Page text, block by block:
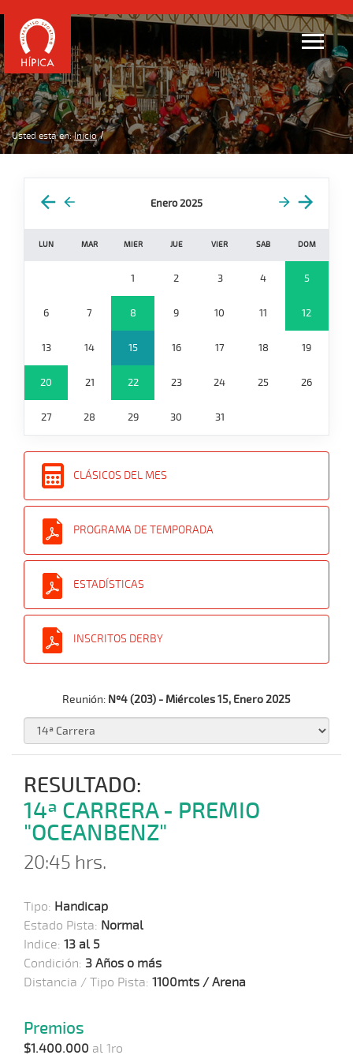
Usted está en: Inicio
Enero 2025
LUN MAR MIER JUE VIER SAB DOM
1 2 3 4 5
6 7 8 9 10 11 12
13 14 15 16 17 18 19
20 21 22 23 24 25 26
27 28 29 30 31
CLÁSICOS DEL MES
PROGRAMA DE TEMPORADA
ESTADÍSTICAS
INSCRITOS DERBY
Reunión: Nº4 (203) - Miércoles 15, Enero 2025
RESULTADO:
14ª CARRERA - PREMIO
"OCEANBENZ"
20:45 hrs.
Tipo: Handicap
Estado Pista: Normal
Indice: 13 al 5
Condición: 3 Años o más
Distancia / Tipo Pista: 1100mts / Arena
Premios
$1.400.000 al 1ro